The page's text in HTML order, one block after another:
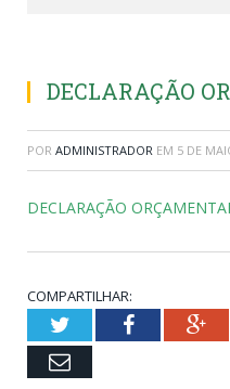
DECLARAÇÃO
POR ADMINISTRADOR EM 5 DE
DECLARAÇÃO
COMPARTILHAR:
TwitterFacebook
Email